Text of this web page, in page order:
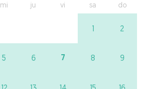
mi ju vi sa do
1 2
5 6 7 8 9